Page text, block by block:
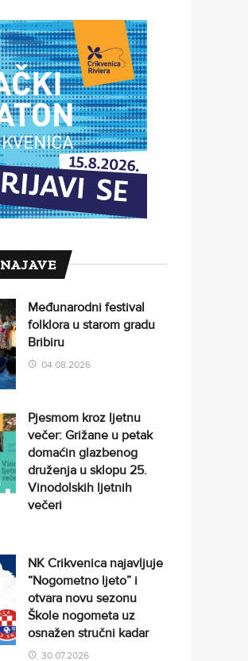
NAJAVE
Međunarodni festival
folklora u starom gradu
Bribiru
04.08.2026
Pjesmom kroz ljetnu
večer: Grižane u petak
domaćin glazbenog
druženja u sklopu 25.
Vinodolskih ljetnih
večeri
NK Crikvenica najavljuje
“Nogometno ljeto” i
otvara novu sezonu
Škole nogometa uz
osnažen stručni kadar
30.07.2026